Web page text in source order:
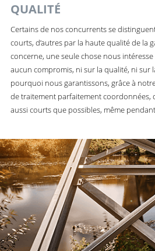
QUALITÉ
Certains de nos concurrents se
courts, d’autres par la haute qualité de la
concerne, une seule chose nous
aucun compromis, ni sur la qualité, ni sur
pourquoi nous garantissons, grâce à
de traitement parfaitement coordonnées,
aussi courts que possibles, même